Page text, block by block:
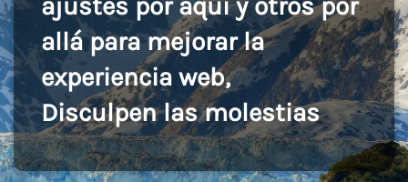
allá para mejorar la
experiencia web,
Disculpen las molestias